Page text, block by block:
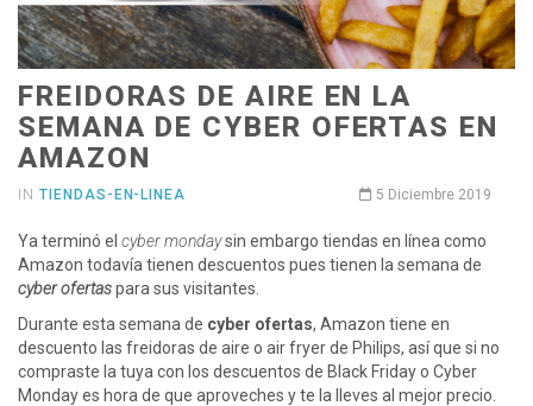
FREIDORAS DE AIRE EN LA
SEMANA DE CYBER OFERTAS EN
AMAZON
IN TIENDAS-EN-LINEA 5 Diciembre 2019
Ya terminó el cyber mondaysin embargo tiendas en línea como
Amazon todavía tienen descuentos pues tienen la semana de
cyber ofertaspara sus visitantes.
Durante esta semana de cyber ofertas, Amazon tiene en
descuento las freidoras de aire o air fryer de Philips, así que si no
compraste la tuya con los descuentos de Black Friday o Cyber
Monday es hora de que aproveches y te la lleves al mejor precio.